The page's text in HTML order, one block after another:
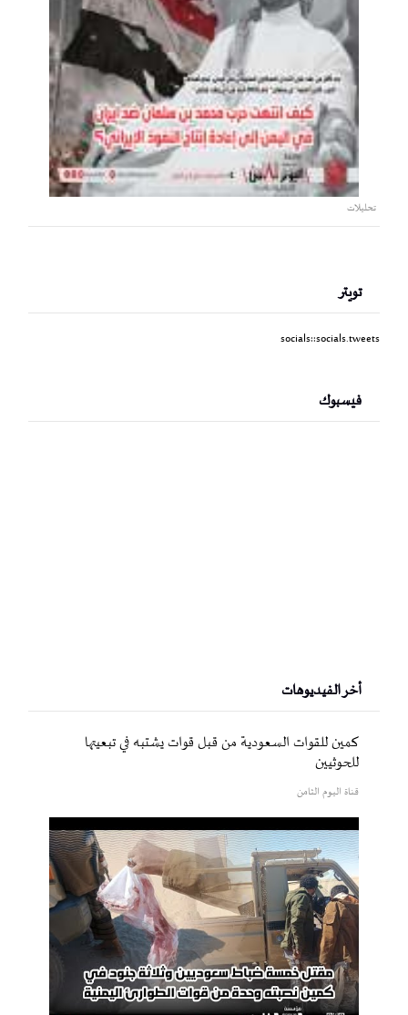
تحليلات
تويتر
socials::socials.tweets
فيسبوك
أخر الفيديوهات
كمين للقوات السعودية من قبل قوات يشتبه في تبعيتها
للحوثيين
قناة اليوم الثامن